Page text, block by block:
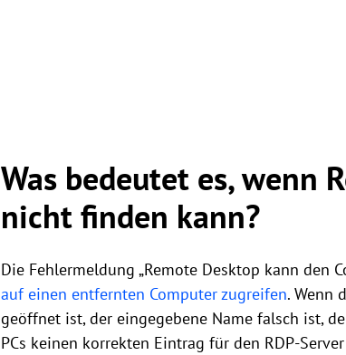
Was bedeutet es, wenn
nicht finden kann?
Die Fehlermeldung „Remote Desktop kann den
auf einen entfernten Computer zugreifen. Wenn
geöffnet ist, der eingegebene Name falsch ist,
PCs keinen korrekten Eintrag für den RDP-